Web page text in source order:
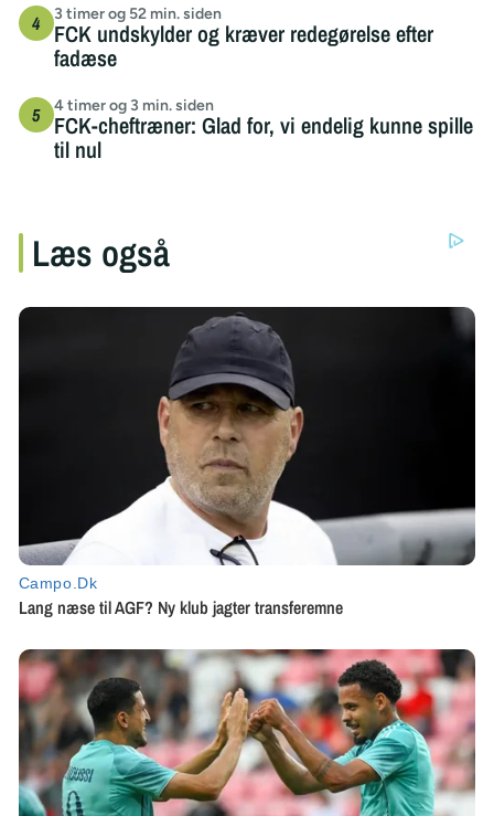
3 timer og 52 min. siden
FCK undskylder og kræver redegørelse efter
fadæse
4 timer og 3 min. siden
FCK-cheftræner: Glad for, vi endelig kunne spille
til nul